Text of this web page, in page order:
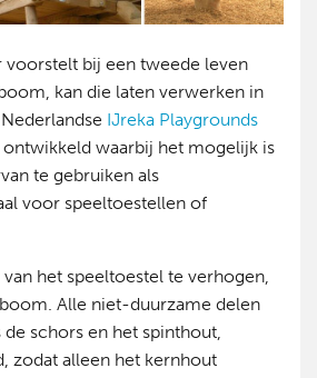
bij een tweede leven
kan die laten verwerken in
IJreka Playgrounds
waarbij het mogelijk is
te gebruiken als
voor speeltoestellen of
het speeltoestel te verhogen,
Alle niet-duurzame delen
schors en het spinthout,
zodat alleen het kernhout